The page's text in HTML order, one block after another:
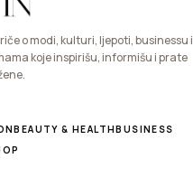
o modi, kulturi, ljepoti, businessu i
koje inspirišu, informišu i prate
BEAUTY & HEALTHBUSINESS